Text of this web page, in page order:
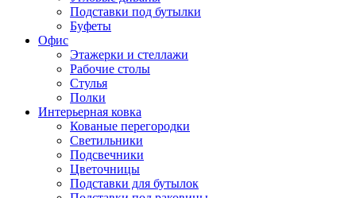
Подставки под бутылки
Буфеты
Офис
Этажерки и стеллажи
Рабочие столы
Стулья
Полки
Интерьерная ковка
Кованые перегородки
Светильники
Подсвечники
Цветочницы
Подставки для бутылок